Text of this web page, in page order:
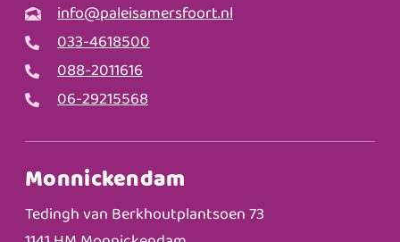
info@paleisamersfoort.nl
033-4618500
088-2011616
06-29215568
Monnickendam
Tedingh van Berkhoutplantsoen 73